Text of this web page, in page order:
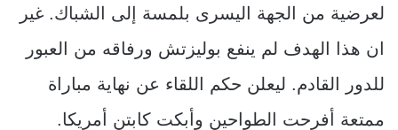
لعرضية من الجهة اليسرى بلمسة إلى الشباك. غير
ان هذا الهدف لم ينفع بوليزتش ورفاقه من العبور
للدور القادم. ليعلن حكم اللقاء عن نهاية مباراة
ممتعة أفرحت الطواحين وأبكت كابتن أمريكا.